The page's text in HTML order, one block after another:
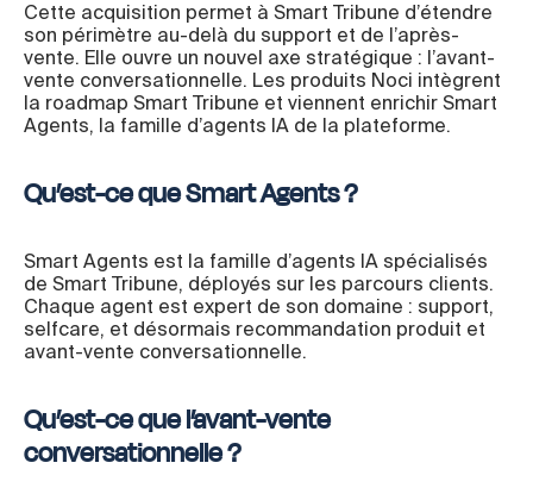
Cette acquisition permet à Smart Tribune d’étendre
son périmètre au-delà du support et de l’après-
vente. Elle ouvre un nouvel axe stratégique : l’avant-
vente conversationnelle. Les produits Noci intègrent
la roadmap Smart Tribune et viennent enrichir Smart
Agents, la famille d’agents IA de la plateforme.
Qu’est-ce que Smart Agents ?
Smart Agents est la famille d’agents IA spécialisés
de Smart Tribune, déployés sur les parcours clients.
Chaque agent est expert de son domaine : support,
selfcare, et désormais recommandation produit et
avant-vente conversationnelle.
Qu’est-ce que l’avant-vente
conversationnelle ?